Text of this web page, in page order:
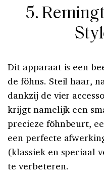
5.
Dit apparaat is een
de föhns. Steil haar,
dankzij de vier
krijgt namelijk een
precieze föhnbeurt,
een perfecte
(klassiek en speciaal
te verbeteren.